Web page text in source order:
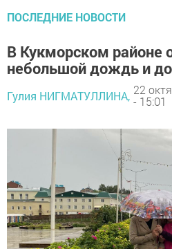
ПОСЛЕДНИЕ НОВОСТИ
В Кукморском районе
небольшой дождь и
Гулия НИГМАТУЛЛИНА, 22
- 15:01